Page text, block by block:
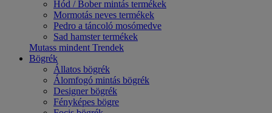
Hód / Bober mintás termékek
Mormotás neves termékek
Pedro a táncoló mosómedve
Sad hamster termékek
Mutass mindent Trendek
Bögrék
Állatos bögrék
Álomfogó mintás bögrék
Designer bögrék
Fényképes bögre